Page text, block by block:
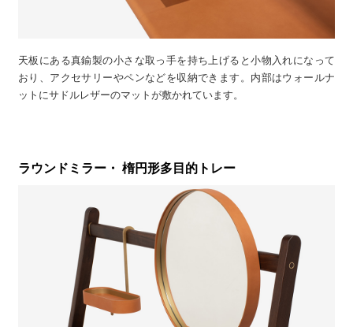
天板にある真鍮製の小さな取っ手を持ち上げると小物入れになって
おり、アクセサリーやペンなどを収納できます。内部はウォールナ
ットにサドルレザーのマットが敷かれています。
ラウンドミラー・ 楕円形多目的トレー